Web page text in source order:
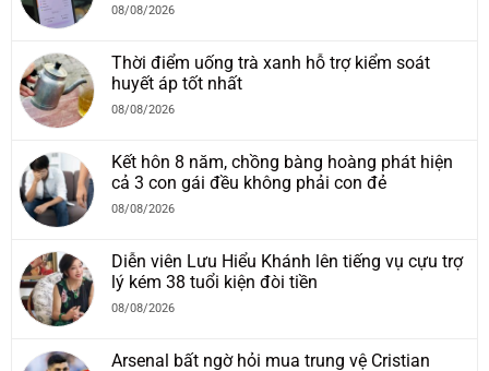
08/08/2026
Thời điểm uống trà xanh hỗ trợ kiểm soát
huyết áp tốt nhất
08/08/2026
Kết hôn 8 năm, chồng bàng hoàng phát hiện
cả 3 con gái đều không phải con đẻ
08/08/2026
Diễn viên Lưu Hiểu Khánh lên tiếng vụ cựu trợ
lý kém 38 tuổi kiện đòi tiền
08/08/2026
Arsenal bất ngờ hỏi mua trung vệ Cristian